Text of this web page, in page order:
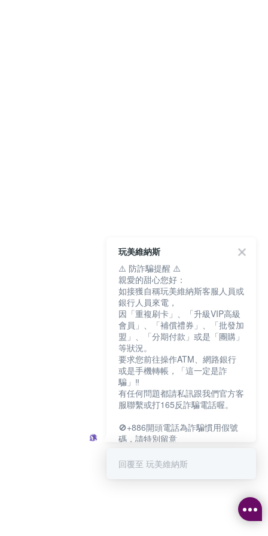
玩美維納斯
⚠️ 防詐騙提醒 ⚠️
親愛的甜心您好：
如接獲自稱玩美維納斯客服人員或
銀行人員來電，
因「重複刷卡」、「升級VIP高級
會員」、「補償禮券」、「批發加
盟」、「分期付款」或是「團購」
等狀況。
要求您前往操作ATM、網路銀行
或是手機轉帳，「這一定是詐
騙」‼️
有任何問題都請私訊跟我們官方客
服聯繫或打165反詐騙電話喔。
🚫+886開頭電話為詐騙慣用假號
碼，請特別留意
如何聯繫玩美維納斯客服?
可點擊下方對話框 "回覆 玩美維納
回覆至 玩美維納斯